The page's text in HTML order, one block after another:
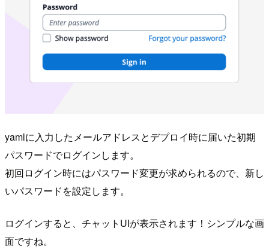
yamlに入力したメールアドレスとデプロイ時に届いた初期
パスワードでログインします。
初回ログイン時にはパスワード変更が求められるので、新し
いパスワードを設定します。
ログインすると、チャットUIが表示されます！シンプルな画
面ですね。